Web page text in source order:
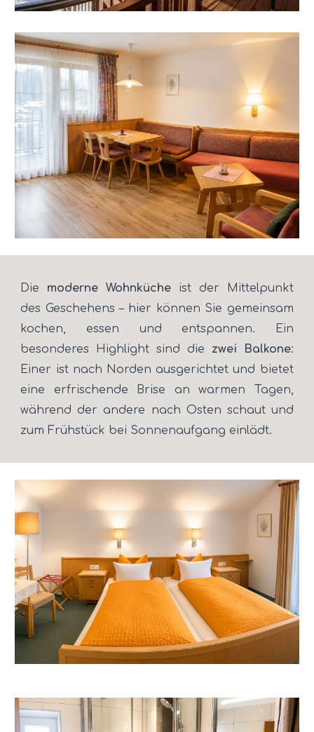
Die moderne Wohnküche ist der Mittelpunkt
des Geschehens – hier können Sie gemeinsam
kochen, essen und entspannen. Ein
besonderes Highlight sind die zwei Balkone:
Einer ist nach Norden ausgerichtet und bietet
eine erfrischende Brise an warmen Tagen,
während der andere nach Osten schaut und
zum Frühstück bei Sonnenaufgang einlädt.